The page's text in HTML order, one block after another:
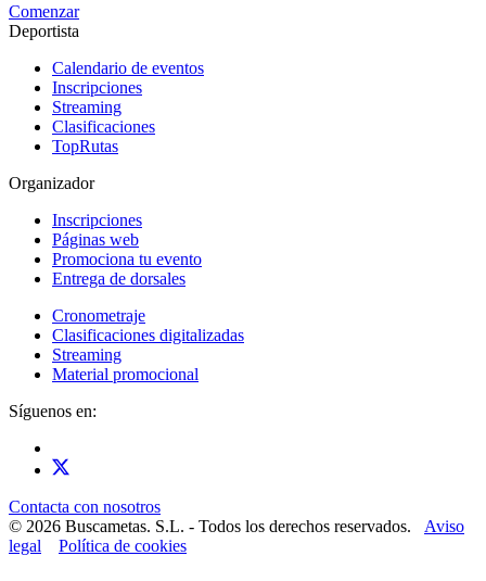
Comenzar
Deportista
Calendario de eventos
Inscripciones
Streaming
Clasificaciones
TopRutas
Organizador
Inscripciones
Páginas web
Promociona tu evento
Entrega de dorsales
Cronometraje
Clasificaciones digitalizadas
Streaming
Material promocional
Síguenos en:
Contacta con nosotros
© 2026 Buscametas. S.L. - Todos los derechos reservados. Aviso
legal
Política de cookies